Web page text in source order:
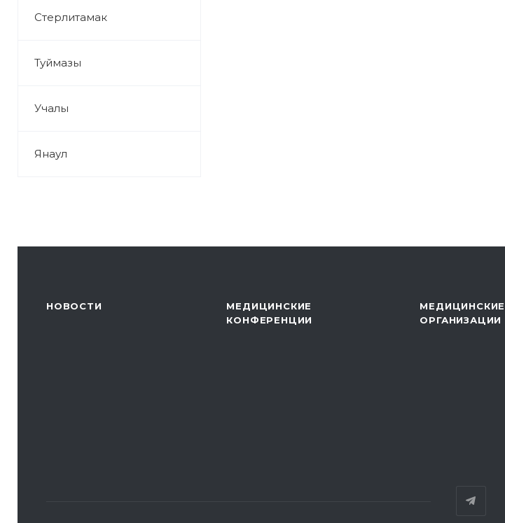
Стерлитамак
Туймазы
Учалы
Янаул
НОВОСТИ
МЕДИЦИНСКИЕ
КОНФЕРЕНЦИИ
МЕДИЦИНСКИЕ
ОРГАНИЗАЦИИ